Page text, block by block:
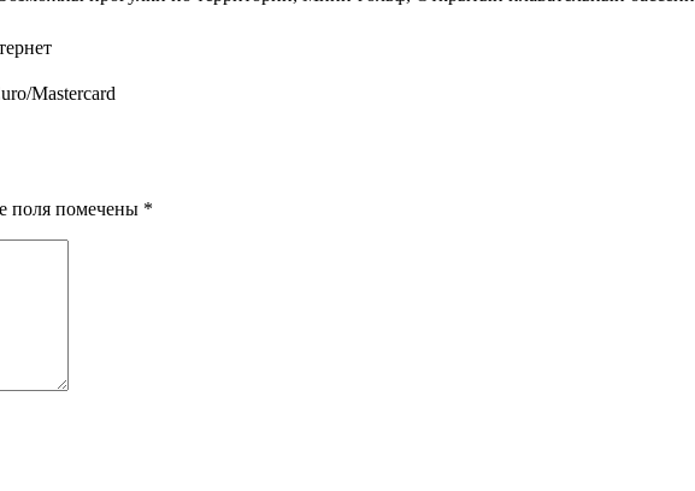
Mastercard
поля помечены *